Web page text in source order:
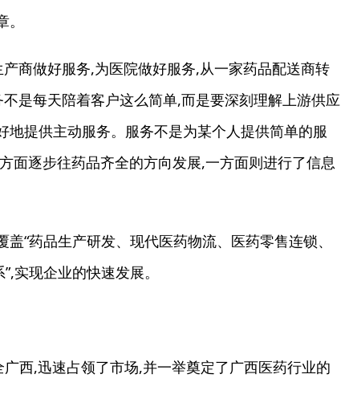
做好服务,为医院做好服务,从一家药品配送商转
是每天陪着客户这么简单,而是要深刻理解上游供应
提供主动服务。服务不是为某个人提供简单的服
面逐步往药品齐全的方向发展,一方面则进行了信息
药品生产研发、现代医药物流、医药零售连锁、
实现企业的快速发展。
西,迅速占领了市场,并一举奠定了广西医药行业的